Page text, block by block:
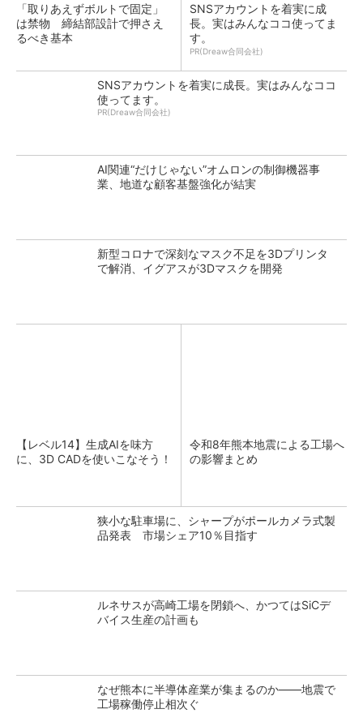
「取りあえずボルトで固定」
は禁物 締結部設計で押さえ
るべき基本
SNSアカウントを着実に成
長。実はみんなココ使ってま
す。
PR(Dreaw合同会社)
SNSアカウントを着実に成長。実はみんなココ
使ってます。
PR(Dreaw合同会社)
AI関連“だけじゃない”オムロンの制御機器事
業、地道な顧客基盤強化が結実
新型コロナで深刻なマスク不足を3Dプリンタ
で解消、イグアスが3Dマスクを開発
【レベル14】生成AIを味方
に、3D CADを使いこなそう！
令和8年熊本地震による工場へ
の影響まとめ
狭小な駐車場に、シャープがポールカメラ式製
品発表 市場シェア10％目指す
ルネサスが高崎工場を閉鎖へ、かつてはSiCデ
バイス生産の計画も
なぜ熊本に半導体産業が集まるのか――地震で
工場稼働停止相次ぐ